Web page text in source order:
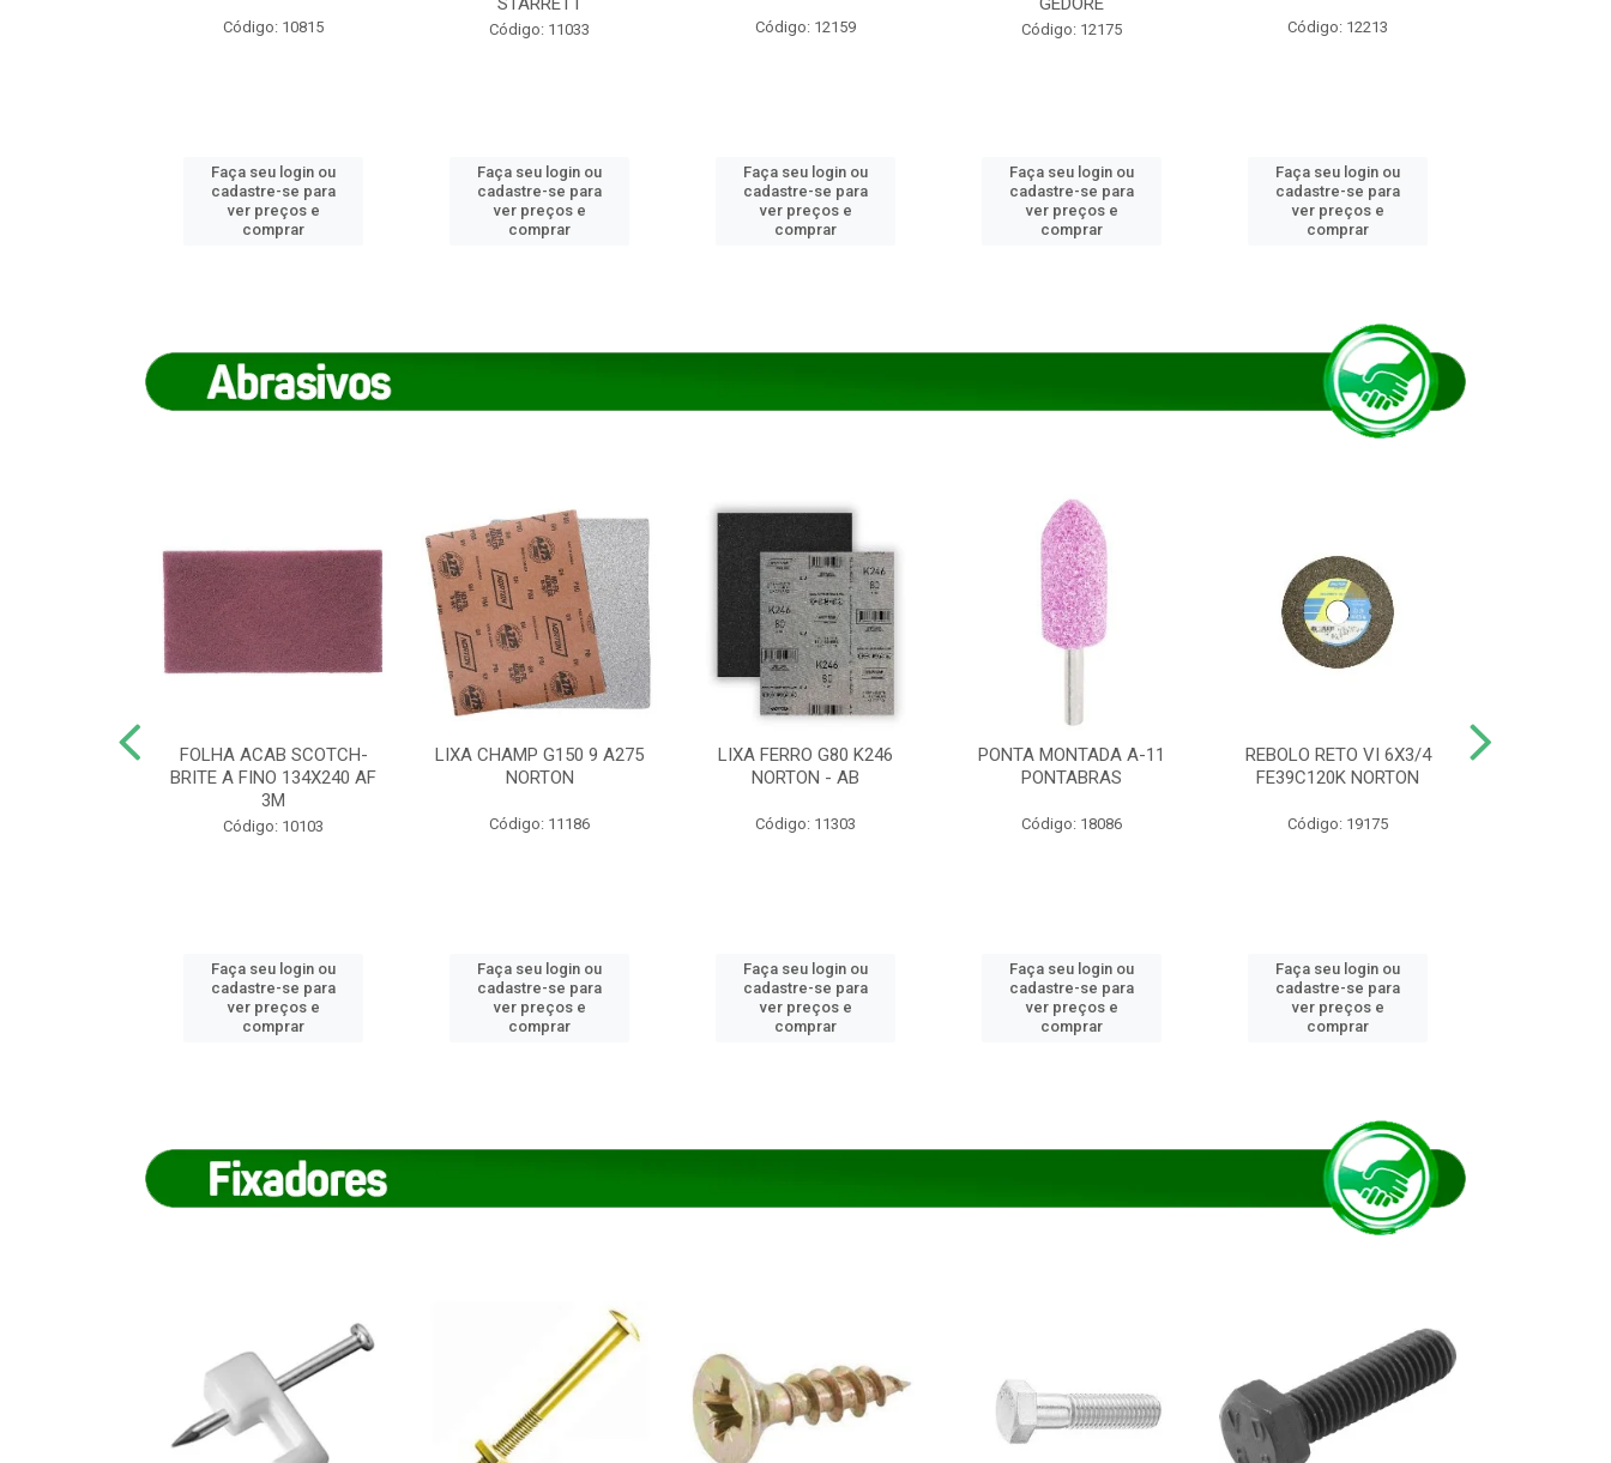
Código: 10815
Faça seu login ou
cadastre-se para
ver preços e
comprar
Código: 11033
Faça seu login ou
cadastre-se para
ver preços e
comprar
Código: 12159
Faça seu login ou
cadastre-se para
ver preços e
comprar
Código: 12175
Faça seu login ou
cadastre-se para
ver preços e
comprar
Código: 12213
Faça seu login ou
cadastre-se para
ver preços e
comprar
FOLHA ACAB SCOTCH-
BRITE A FINO 134X240 AF
3M
Código: 10103
Faça seu login ou
cadastre-se para
ver preços e
comprar
LIXA CHAMP G150 9 A275
NORTON
Código: 11186
Faça seu login ou
cadastre-se para
ver preços e
comprar
LIXA FERRO G80 K246
NORTON - AB
Código: 11303
Faça seu login ou
cadastre-se para
ver preços e
comprar
PONTA MONTADA A-11
PONTABRAS
Código: 18086
Faça seu login ou
cadastre-se para
ver preços e
comprar
REBOLO RETO VI 6X3/4
FE39C120K NORTON
Código: 19175
Faça seu login ou
cadastre-se para
ver preços e
comprar